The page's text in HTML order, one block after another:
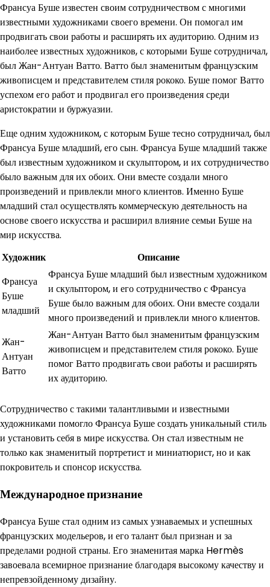
Франсуа Буше известен своим сотрудничеством с многими
известными художниками своего времени. Он помогал им
продвигать свои работы и расширять их аудиторию. Одним из
наиболее известных художников, с которыми Буше сотрудничал,
был Жан-Антуан Ватто. Ватто был знаменитым французским
живописцем и представителем стиля рококо. Буше помог Ватто
успехом его работ и продвигал его произведения среди
аристократии и буржуазии.
Еще одним художником, с которым Буше тесно сотрудничал, был
Франсуа Буше младший, его сын. Франсуа Буше младший также
был известным художником и скульптором, и их сотрудничество
было важным для их обоих. Они вместе создали много
произведений и привлекли много клиентов. Именно Буше
младший стал осуществлять коммерческую деятельность на
основе своего искусства и расширил влияние семьи Буше на
мир искусства.
Художник
Описание
Франсуа
Буше
младший
Франсуа Буше младший был известным художником
и скульптором, и его сотрудничество с Франсуа
Буше было важным для обоих. Они вместе создали
много произведений и привлекли много клиентов.
Жан-
Антуан
Ватто
Жан-Антуан Ватто был знаменитым французским
живописцем и представителем стиля рококо. Буше
помог Ватто продвигать свои работы и расширять
их аудиторию.
Сотрудничество с такими талантливыми и известными
художниками помогло Франсуа Буше создать уникальный стиль
и установить себя в мире искусства. Он стал известным не
только как знаменитый портретист и миниатюрист, но и как
покровитель и спонсор искусства.
Международное признание
Франсуа Буше стал одним из самых узнаваемых и успешных
французских модельеров, и его талант был признан и за
пределами родной страны. Его знаменитая марка Hermès
завоевала всемирное признание благодаря высокому качеству и
непревзойденному дизайну.